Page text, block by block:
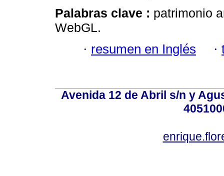
Palabras clave : patrimonio
WebGL.
· resumen en Inglés ·
Avenida 12 de Abril s/n y